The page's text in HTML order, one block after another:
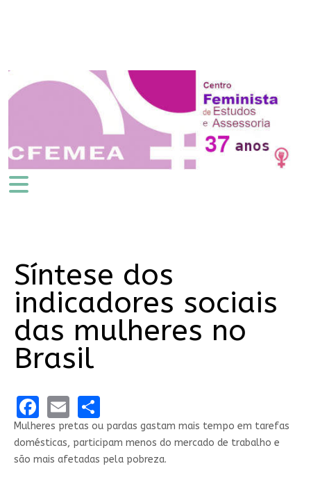
Síntese dos
indicadores sociais
das mulheres no
Brasil
Facebook
EmailShare
Mulheres pretas ou pardas gastam mais tempo em tarefas
domésticas, participam menos do mercado de trabalho e
são mais afetadas pela pobreza.